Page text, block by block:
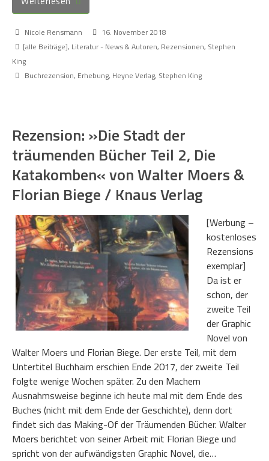
Nicole Rensmann
16. November 2018
[alle Beiträge], Literatur - News & Autoren, Rezensionen, Stephen
King
Buchrezension, Erhebung, Heyne Verlag, Stephen King
Rezension: »Die Stadt der
träumenden Bücher Teil 2, Die
Katakomben« von Walter Moers &
Florian Biege / Knaus Verlag
[Werbung –
kostenloses
Rezensions
exemplar]
Da ist er
schon, der
zweite Teil
der Graphic
Novel von
Walter Moers und Florian Biege. Der erste Teil, mit dem
Untertitel Buchhaim erschien Ende 2017, der zweite Teil
folgte wenige Wochen später. Zu den Machern
Ausnahmsweise beginne ich heute mal mit dem Ende des
Buches (nicht mit dem Ende der Geschichte), denn dort
findet sich das Making-Of der Träumenden Bücher. Walter
Moers berichtet von seiner Arbeit mit Florian Biege und
spricht von der aufwändigsten Graphic Novel, die…